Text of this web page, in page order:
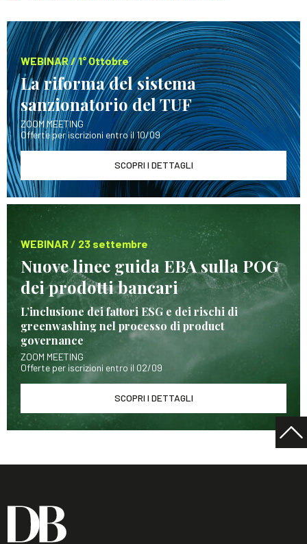
WEBINAR / 1° Ottobre
La riforma del sistema
sanzionatorio del TUF
ZOOM MEETING
Offerte per iscrizioni entro il 10/09
SCOPRI I DETTAGLI
WEBINAR / 23 settembre
Nuove linee guida EBA sulla POG
dei prodotti bancari
L’inclusione dei fattori ESG e dei rischi di
greenwashing nel processo di product
governance
ZOOM MEETING
Offerte per iscrizioni entro il 02/09
SCOPRI I DETTAGLI